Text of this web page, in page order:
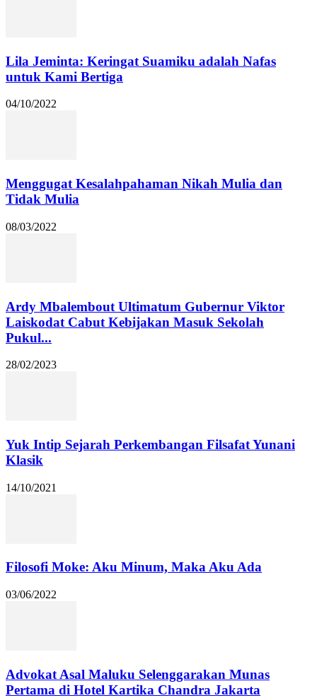
Lila Jeminta: Keringat Suamiku adalah Nafas
untuk Kami Bertiga
04/10/2022
Menggugat Kesalahpahaman Nikah Mulia dan
Tidak Mulia
08/03/2022
Ardy Mbalembout Ultimatum Gubernur Viktor
Laiskodat Cabut Kebijakan Masuk Sekolah
Pukul...
28/02/2023
Yuk Intip Sejarah Perkembangan Filsafat Yunani
Klasik
14/10/2021
Filosofi Moke: Aku Minum, Maka Aku Ada
03/06/2022
Advokat Asal Maluku Selenggarakan Munas
Pertama di Hotel Kartika Chandra Jakarta